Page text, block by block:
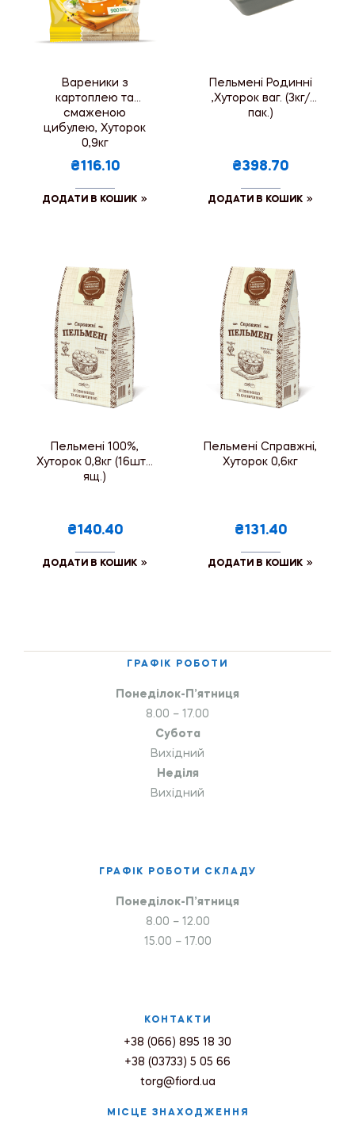
Вареники з
картоплею та
смаженою
цибулею, Хуторок
0,9кг
₴116.10
ДОДАТИ В КОШИК
Пельмені Родинні
,Хуторок ваг. (3кг/
пак.)
₴398.70
ДОДАТИ В КОШИК
Пельмені 100%,
Хуторок 0,8кг (16шт./
ящ.)
₴140.40
ДОДАТИ В КОШИК
Пельмені Справжні,
Хуторок 0,6кг
₴131.40
ДОДАТИ В КОШИК
ГРАФІК РОБОТИ
Понеділок-П’ятниця
8.00 – 17.00
Субота
Вихідний
Неділя
Вихідний
ГРАФІК РОБОТИ СКЛАДУ
Понеділок-П’ятниця
8.00 – 12.00
15.00 – 17.00
КОНТАКТИ
+38 (066) 895 18 30
+38 (03733) 5 05 66
torg@fiord.ua
МІСЦЕ ЗНАХОДЖЕННЯ